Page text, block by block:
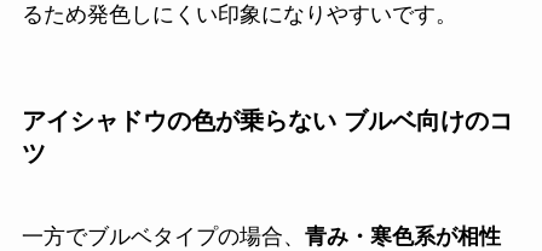
るため発色しにくい印象になりやすいです。
アイシャドウの色が乗らない ブルベ向けのコ
ツ
一方でブルベタイプの場合、 青み・寒色系が相性